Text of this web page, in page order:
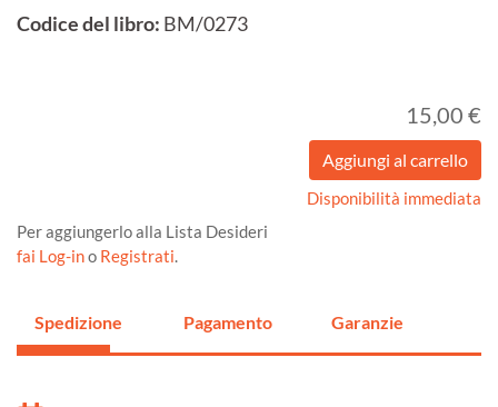
Codice del libro: BM/0273
15,00 €
Disponibilità immediata
Per aggiungerlo alla Lista Desideri
fai Log-ino Registrati.
Spedizione Pagamento Garanzie